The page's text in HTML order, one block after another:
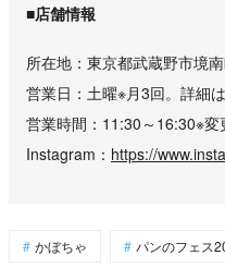
■店舗情報
所在地
東京都武蔵野市境
営業日
土曜※月3回。詳細
営業時間
11:30～16:30※変
Instagram
https://
かぼちゃ パンのフェス